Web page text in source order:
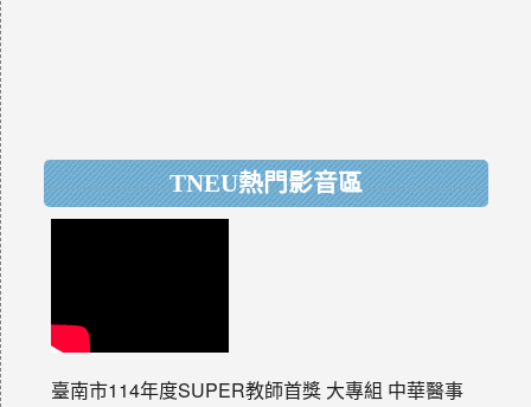
TNEU熱門影音區
臺南市114年度SUPER教師首獎 大專組 中華醫事